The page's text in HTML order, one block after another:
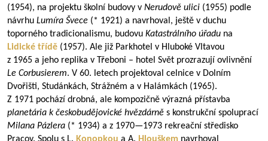
(1954), na projektu školní budovy v Nerudově ulici (1955) podle
návrhu Lumíra Švece (* 1921) a navrhoval, ještě v duchu
toporného tradicionalismu, budovu Katastrálního úřadu na
Lidické třídě (1957). Ale již Parkhotel v Hluboké Vltavou
z 1965 a jeho replika v Třeboni – hotel Svět prozrazují ovlivnění
Le Corbusierem. V 60. letech projektoval celnice v Dolním
Dvořišti, Studánkách, Strážném a v Halámkách (1965).
Z 1971 pochází drobná, ale kompozičně výrazná přístavba
planetária k českobudějovické hvězdárně s konstrukční spoluprací
Milana Pázlera (* 1934) a z 1970—1973 rekreační středisko